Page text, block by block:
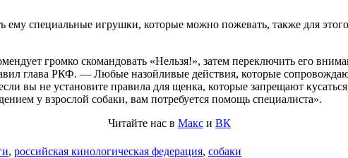
ему специальные игрушки, которые можно пожевать, также для
громко скомандовать «Нельзя!», затем переключить его
глава РКФ. — Любые назойливые действия, которые
вы не установите правила для щенка, которые запрещают
у взрослой собаки, вам потребуется помощь специалиста».
Читайте нас в Макс и ВК
, российская кинологическая федерация, собаки